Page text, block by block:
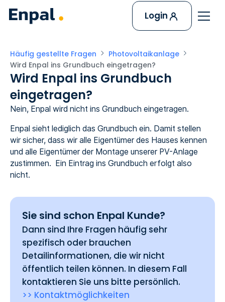
Login
Häufig gestellte Fragen
Photovoltaikanlage
Wird Enpal ins Grundbuch eingetragen?
Wird Enpal ins Grundbuch
eingetragen?
Nein, Enpal wird nicht ins Grundbuch eingetragen.
Enpal sieht lediglich das Grundbuch ein. Damit stellen
wir sicher, dass wir alle Eigentümer des Hauses kennen
und alle Eigentümer der Montage unserer PV-Anlage
zustimmen. Ein Eintrag ins Grundbuch erfolgt also
nicht.
Sie sind schon Enpal Kunde?
Dann sind Ihre Fragen häufig sehr
spezifisch oder brauchen
Detailinformationen, die wir nicht
öffentlich teilen können. In diesem Fall
kontaktieren Sie uns bitte persönlich.
>> Kontaktmöglichkeiten